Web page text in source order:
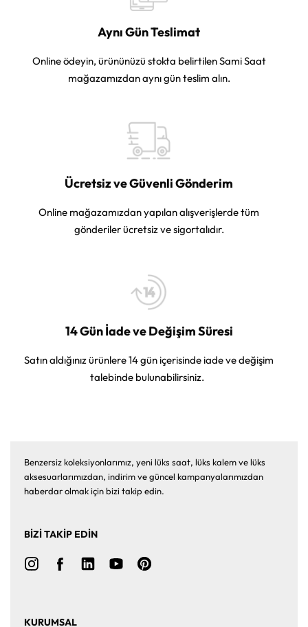
Aynı Gün Teslimat
Online ödeyin, ürününüzü stokta belirtilen Sami Saat
mağazamızdan aynı gün teslim alın.
Ücretsiz ve Güvenli Gönderim
Online mağazamızdan yapılan alışverişlerde tüm
gönderiler ücretsiz ve sigortalıdır.
14 Gün İade ve Değişim Süresi
Satın aldığınız ürünlere 14 gün içerisinde iade ve değişim
talebinde bulunabilirsiniz.
Benzersiz koleksiyonlarımız, yeni lüks saat, lüks kalem ve lüks
aksesuarlarımızdan, indirim ve güncel kampanyalarımızdan
haberdar olmak için bizi takip edin.
BİZİ TAKİP EDİN
KURUMSAL